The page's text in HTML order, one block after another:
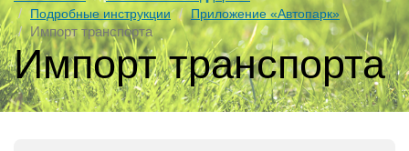
Подробные инструкции
Приложение «Автопарк»
Импорт транспорта
Импорт транспорта